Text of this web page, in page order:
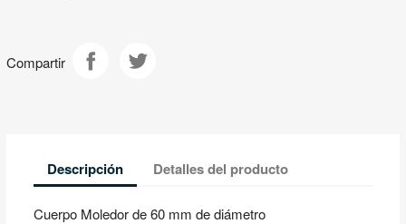
Compartir
Descripción Detalles del producto
Cuerpo Moledor de 60 mm de diámetro